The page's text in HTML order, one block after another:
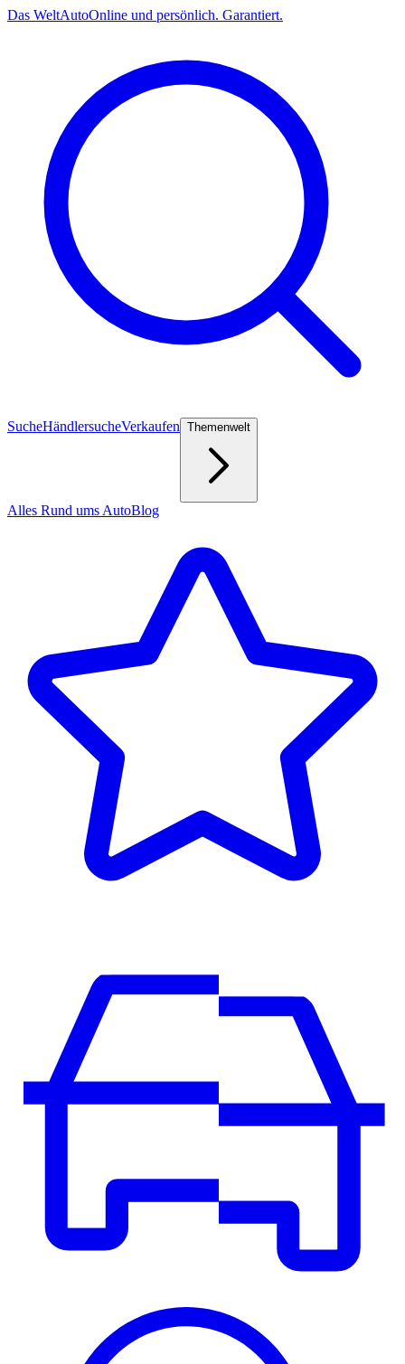
Das WeltAutoOnline und persönlich. Garantiert.
SucheHändlersucheVerkaufen Themenwelt
Alles Rund ums AutoBlog